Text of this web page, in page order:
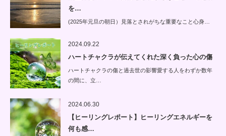
を…
(2025年元旦の朝日）見落とされがちな重要なこと心身…
2024.09.22
ハートチャクラが伝えてくれた深く負った心の傷
ハートチャクラの傷と過去世の影響愛する人をわずか数年
の間に、立…
2024.06.30
【ヒーリングレポート】ヒーリングエネルギーを
何も感…